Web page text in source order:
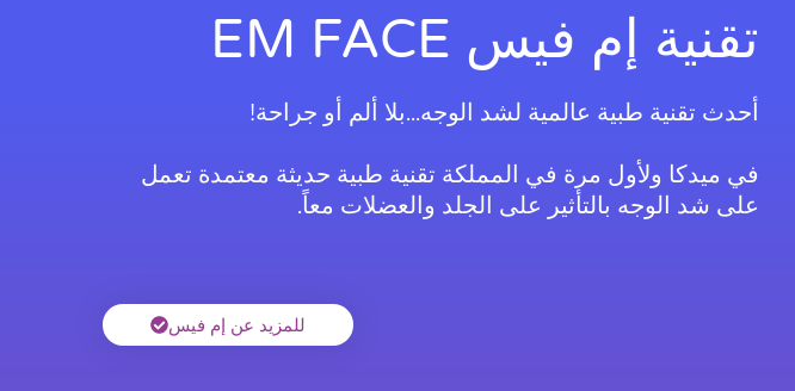
تقنية إم فيس EM FACE
أحدث تقنية طبية عالمية لشد الوجه...بلا ألم أو جراحة!
في ميدكا ولأول مرة في المملكة تقنية طبية حديثة معتمدة تعمل
على شد الوجه بالتأثير على الجلد والعضلات معاً.
للمزيد عن إم فيس